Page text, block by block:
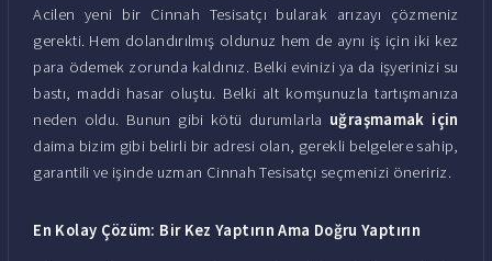
Acilen yeni bir Cinnah Tesisatçı bularak arızayı çözmeniz
gerekti. Hem dolandırılmış oldunuz hem de aynı iş için iki kez
para ödemek zorunda kaldınız. Belki evinizi ya da işyerinizi su
bastı, maddi hasar oluştu. Belki alt komşunuzla tartışmanıza
neden oldu. Bunun gibi kötü durumlarla uğraşmamak için
daima bizim gibi belirli bir adresi olan, gerekli belgelere sahip,
garantili ve işinde uzman Cinnah Tesisatçı seçmenizi öneririz.
En Kolay Çözüm: Bir Kez Yaptırın Ama Doğru Yaptırın